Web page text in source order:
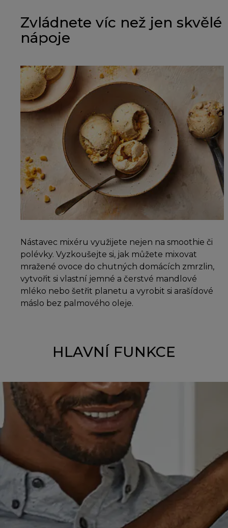
Zvládnete víc než jen skvělé
nápoje
Nástavec mixéru využijete nejen na smoothie či
polévky. Vyzkoušejte si, jak můžete mixovat
mražené ovoce do chutných domácích zmrzlin,
vytvořit si vlastní jemné a čerstvé mandlové
mléko nebo šetřit planetu a vyrobit si arašídové
máslo bez palmového oleje.
HLAVNÍ FUNKCE